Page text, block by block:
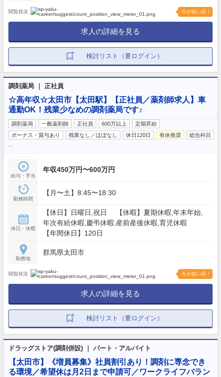
閲覧状況 今が狙い目！
求人の詳細を見る
検討リスト（要ログイン）
調剤薬局 ｜ 正社員
☆高年収☆太田市【太田駅】【正社員／薬剤師求人】車
通勤OK！残業少なめの調剤薬局です♪
調剤薬局 一般薬剤師 正社員 600万以上
定期昇給
ボーナス・賞与あり
残業なし／ほぼなし 休日120日 有休推奨 総合科目
給与・手当
年収450万円〜600万円
勤務時間
【月〜土】8:45〜18:30
休日・休暇
【休日】日曜日,祝日 【休暇】夏期休暇,年末年始,
年次有給休暇,慶弔休暇,産前産後休暇,育児休暇
【年間休日】120日
勤務地
群馬県太田市
閲覧状況 今が狙い目！
求人の詳細を見る
検討リスト（要ログイン）
ドラッグストア(調剤併設) ｜ パート・アルバイト
【太田市】《増員募集》社員割引あり！調剤に専念でき
る環境／希望休は月2日まで申請可／ワークライフバラン